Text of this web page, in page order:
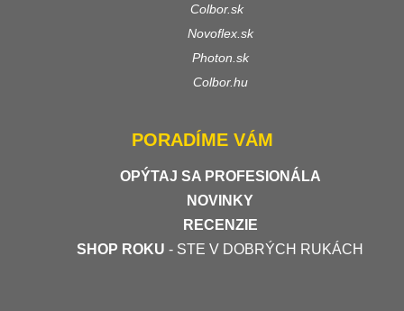
Colbor.sk
Novoflex.sk
Photon.sk
Colbor.hu
PORADÍME VÁM
OPÝTAJ SA PROFESIONÁLA
NOVINKY
RECENZIE
SHOP ROKU - STE V DOBRÝCH RUKÁCH